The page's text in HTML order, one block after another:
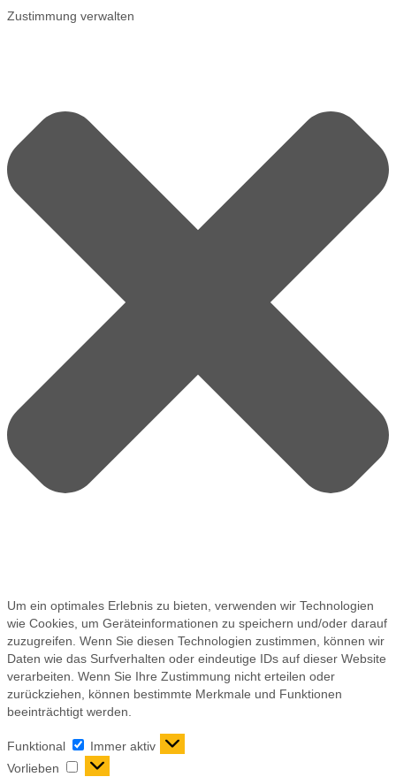
Zustimmung verwalten
Um ein optimales Erlebnis zu bieten, verwenden wir Technologien
wie Cookies, um Geräteinformationen zu speichern und/oder darauf
zuzugreifen. Wenn Sie diesen Technologien zustimmen, können wir
Daten wie das Surfverhalten oder eindeutige IDs auf dieser Website
verarbeiten. Wenn Sie Ihre Zustimmung nicht erteilen oder
zurückziehen, können bestimmte Merkmale und Funktionen
beeinträchtigt werden.
Funktional
Immer aktiv
Vorlieben